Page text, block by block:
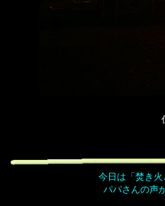
今日は「焚き
パパさんの声